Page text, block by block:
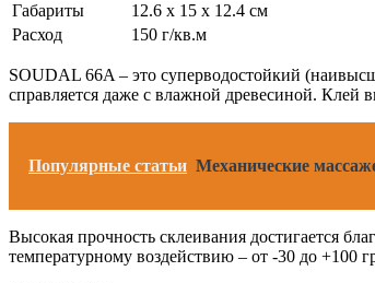
Габариты
12.6 х 15 х 12.4 см
Расход
150 г/кв.м
SOUDAL 66A – это суперводостойкий
справляется даже с влажной древесиной.
Популярные статьи Механические
Высокая прочность склеивания достигается
температурному воздействию – от -30 до +100